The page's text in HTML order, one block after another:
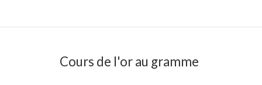
Cours de l'or au gramme